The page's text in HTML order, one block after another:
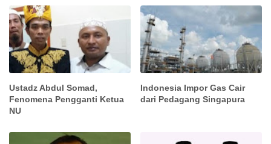
Ustadz Abdul Somad,
Fenomena Pengganti Ketua
NU
Indonesia Impor Gas Cair
dari Pedagang Singapura